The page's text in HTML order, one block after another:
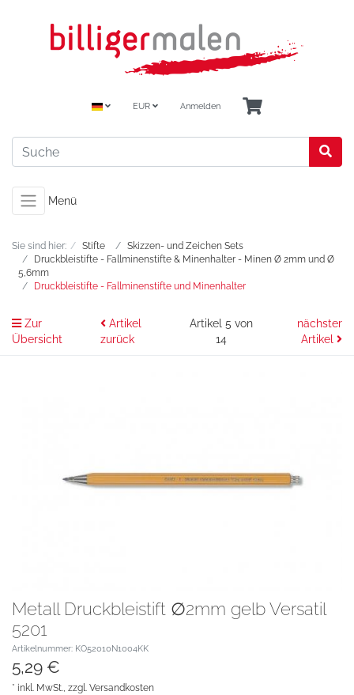
EUR Anmelden
Menü
Sie sind hier: Stifte
Skizzen- und Zeichen Sets
Druckbleistifte - Fallminenstifte & Minenhalter - Minen Ø 2mm und Ø
5,6mm
Druckbleistifte - Fallminenstifte und Minenhalter
Zur
Übersicht
Artikel
zurück
Artikel 5 von
14
nächster
Artikel
Metall Druckbleistift ∅2mm gelb Versatil
5201
Artikelnummer: KO52010N1004KK
5,29 €
* inkl. MwSt., zzgl. Versandkosten